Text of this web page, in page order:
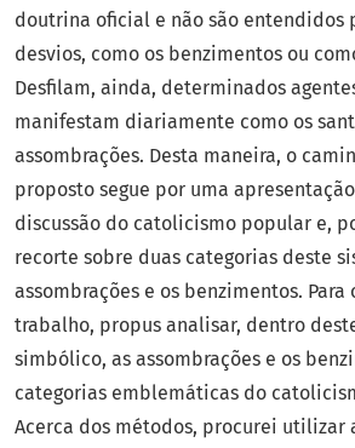
doutrina oficial e não são entendidos
desvios, como os benzimentos ou
Desfilam, ainda, determinados
manifestam diariamente como os
assombrações. Desta maneira, o
proposto segue por uma
discussão do catolicismo popular e,
recorte sobre duas categorias deste
assombrações e os benzimentos.
trabalho, propus analisar, dentro
simbólico, as assombrações e os
categorias emblemáticas do
Acerca dos métodos, procurei utilizar